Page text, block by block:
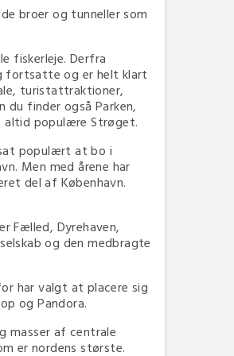
broer og tunneller som
fiskerleje. Derfra
fortsatte og er helt klart
turistattraktioner,
finder også Parken,
altid populære Strøget.
populært at bo i
Men med årene har
del af København.
Fælled, Dyrehaven,
og den medbragte
har valgt at placere sig
og Pandora.
masser af centrale
er nordens største.